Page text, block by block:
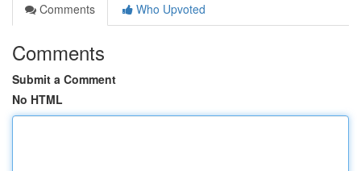
Comments
Who Upvoted
Comments
Submit a Comment
No HTML